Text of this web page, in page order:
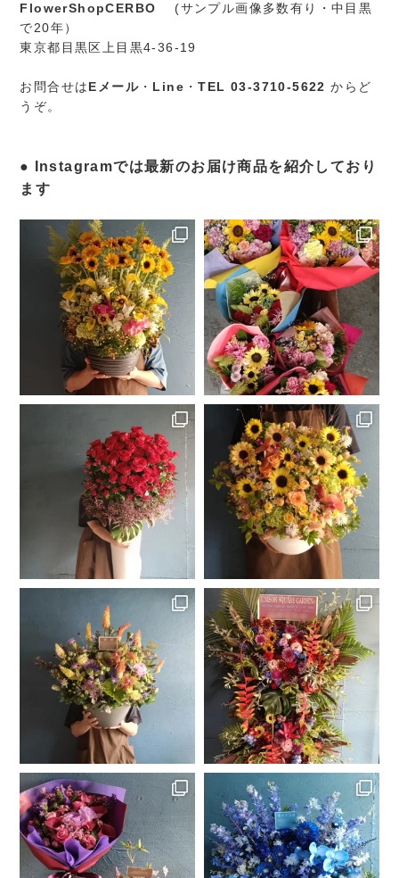
FlowerShopCERBO
(サンプル画像多数有り・中目黒
で20年）
東京都目黒区上目黒4-36-19
お問合せはEメール ・ Line ・TEL 03-3710-5622 からど
うぞ。
Instagramでは最新のお届け商品を紹介しており
ます